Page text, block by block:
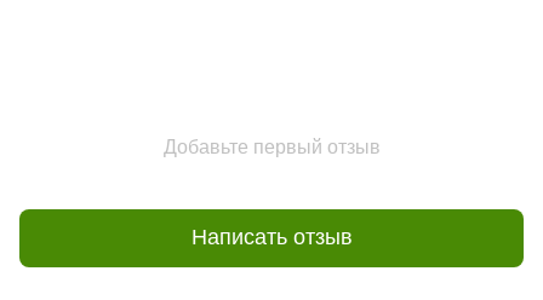
Добавьте первый отзыв
Написать отзыв